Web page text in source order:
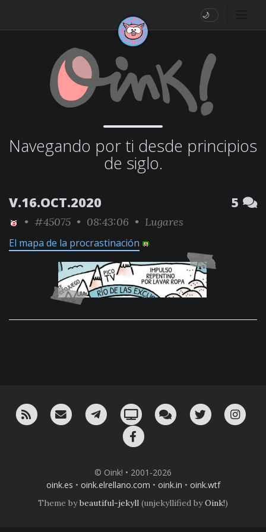
🌙
Navegando por ti desde principios
de siglo.
V.16.OCT.2020 5
• #45075 • 08:43:06 • Lugares
El mapa de la procrastinación
RSS ¡Mándame un email!¡Nuestro canal en Telegram!
Oink! TV Charla con nosotros
Twitter
© Oink! • 2001-2026
oink.es • oink.elrellano.com • oink.in • oink.wtf
Theme bybeautiful-jekyll (unjekyllified byOink!)